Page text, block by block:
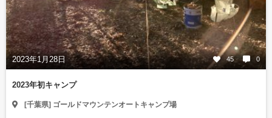
2023年1月28日 45 0
2023年初キャンプ
[千葉県] ゴールドマウンテンオートキャンプ場